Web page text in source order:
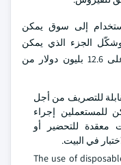
إلى سوق يمكن
وشكّل الجزء الذي يمكن
التصرف فيه حصة أكبر، وقُدر بما يزيد على 12.6 بليون دولار من
للتصريف من أجل
للمستعملين إجراء
معقدة للتحضير أو
في البيت.
The use of